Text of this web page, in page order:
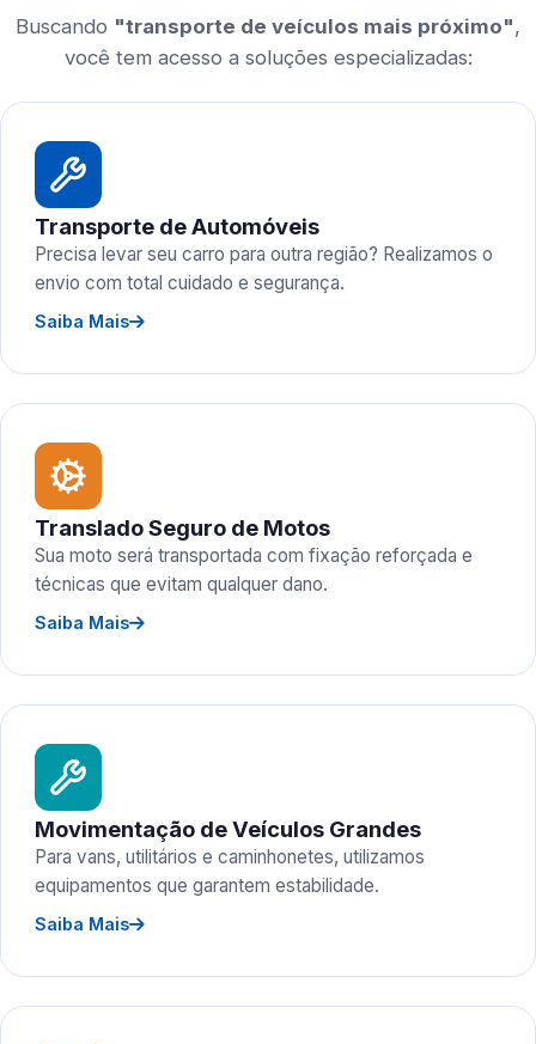
Buscando "transporte de veículos mais próximo",
você tem acesso a soluções especializadas:
Transporte de Automóveis
Precisa levar seu carro para outra região? Realizamos o
envio com total cuidado e segurança.
Saiba Mais
Translado Seguro de Motos
Sua moto será transportada com fixação reforçada e
técnicas que evitam qualquer dano.
Saiba Mais
Movimentação de Veículos Grandes
Para vans, utilitários e caminhonetes, utilizamos
equipamentos que garantem estabilidade.
Saiba Mais